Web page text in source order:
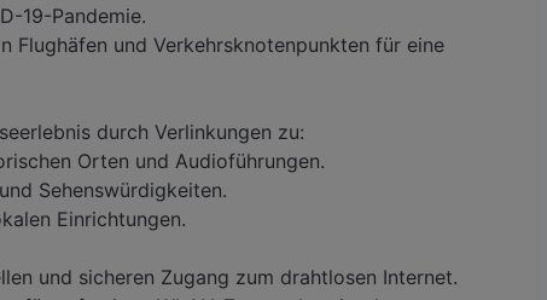
19-Pandemie.
Flughäfen und Verkehrsknotenpunkten für eine
durch Verlinkungen zu:
Orten und Audioführungen.
Sehenswürdigkeiten.
Einrichtungen.
und sicheren Zugang zum drahtlosen Internet.